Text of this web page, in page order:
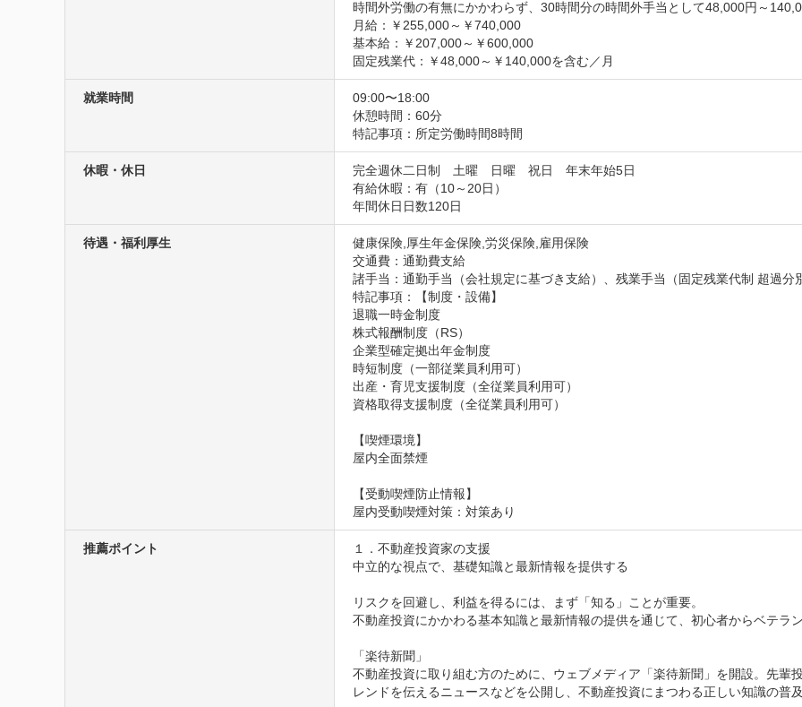
時間外労働の有無にかかわらず、30時間分の時間外手当として48,000円～
月給：￥255,000～￥740,000
基本給：￥207,000～￥600,000
固定残業代：￥48,000～￥140,000を含む／月
就業時間
09:00〜18:00
休憩時間：60分
特記事項：所定労働時間8時間
休暇・休日
完全週休二日制　土曜　日曜　祝日　年末年始5日
有給休暇：有（10～20日）
年間休日日数120日
待遇・福利厚生
健康保険,厚生年金保険,労災保険,雇用保険
交通費：通勤費支給
諸手当：通勤手当（会社規定に基づき支給）、残業手当（固定残業代制 超過分
特記事項：【制度・設備】
退職一時金制度
株式報酬制度（RS）
企業型確定拠出年金制度
時短制度（一部従業員利用可）
出産・育児支援制度（全従業員利用可）
資格取得支援制度（全従業員利用可）
【喫煙環境】
屋内全面禁煙
【受動喫煙防止情報】
屋内受動喫煙対策：対策あり
推薦ポイント
１．不動産投資家の支援
中立的な視点で、基礎知識と最新情報を提供する
リスクを回避し、利益を得るには、まず「知る」ことが重要。
不動産投資にかかわる基本知識と最新情報の提供を通じて、初心者からベテラ
「楽待新聞」
不動産投資に取り組む方のために、ウェブメディア「楽待新聞」を開設。先輩
レンドを伝えるニュースなどを公開し、不動産投資にまつわる正しい知識の普